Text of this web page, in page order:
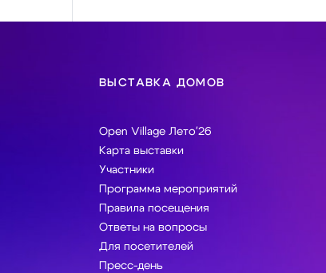
ВЫСТАВКА ДОМОВ
Open Village Лето'26
Карта выставки
Участники
Программа мероприятий
Правила посещения
Ответы на вопросы
Для посетителей
Пресс-день